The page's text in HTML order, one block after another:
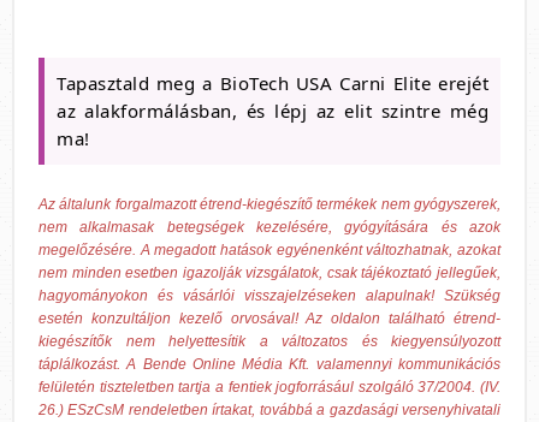
Tapasztald meg a BioTech USA Carni Elite erejét
az alakformálásban, és lépj az elit szintre még
ma!
Az általunk forgalmazott étrend-kiegészítő termékek nem gyógyszerek,
nem alkalmasak betegségek kezelésére, gyógyítására és azok
megelőzésére. A megadott hatások egyénenként változhatnak, azokat
nem minden esetben igazolják vizsgálatok, csak tájékoztató jellegűek,
hagyományokon és vásárlói visszajelzéseken alapulnak! Szükség
esetén konzultáljon kezelő orvosával! Az oldalon található étrend-
kiegészítők nem helyettesítik a változatos és kiegyensúlyozott
táplálkozást. A Bende Online Média Kft. valamennyi kommunikációs
felületén tiszteletben tartja a fentiek jogforrásául szolgáló 37/2004. (IV.
26.) ESzCsM rendeletben írtakat, továbbá a gazdasági versenyhivatali